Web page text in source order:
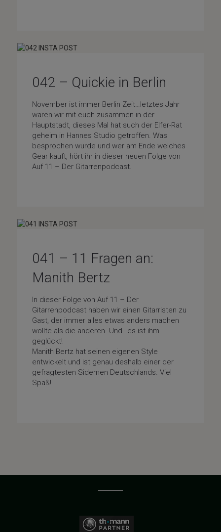
042 – Quickie in Berlin
November ist immer Berlin Zeit…letztes Jahr
waren wir mit euch zusammen in der
Hauptstadt, dieses Mal hat such der Elfer-Rat
geheim in Hannes Studio getroffen. Was
besprochen wurde und wer am Ende welches
Gear kauft, hört ihr in dieser neuen Folge von
Auf 11 – Der Gitarrenpodcast.
041 – 11 Fragen an:
Manith Bertz
In dieser Folge von Auf 11 – Der
Gitarrenpodcast haben wir einen Gitarristen zu
Gast, der immer alles etwas anders machen
wollte als die anderen. Und…es ist ihm
geglückt!
Manith Bertz hat seinen eigenen Style
entwickelt und ist genau deshalb einer der
gefragtesten Sidemen Deutschlands. Viel
Spaß!